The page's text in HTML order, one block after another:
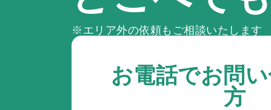
※エリア外の依頼もご相談いたします
お電話でお問
方